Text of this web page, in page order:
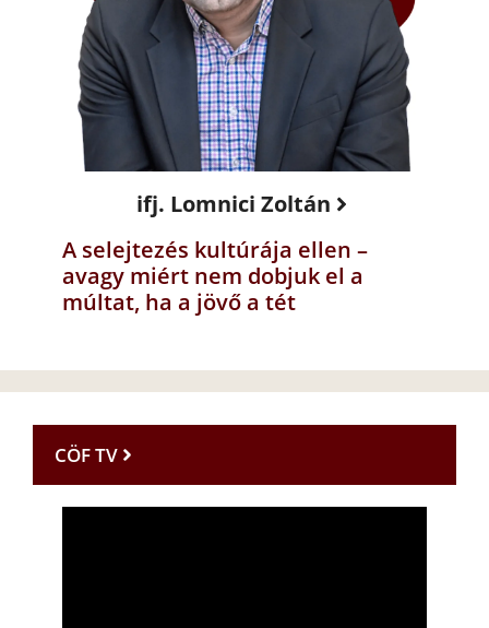
ifj. Lomnici Zoltán
A selejtezés kultúrája ellen –
avagy miért nem dobjuk el a
múltat, ha a jövő a tét
CÖF TV